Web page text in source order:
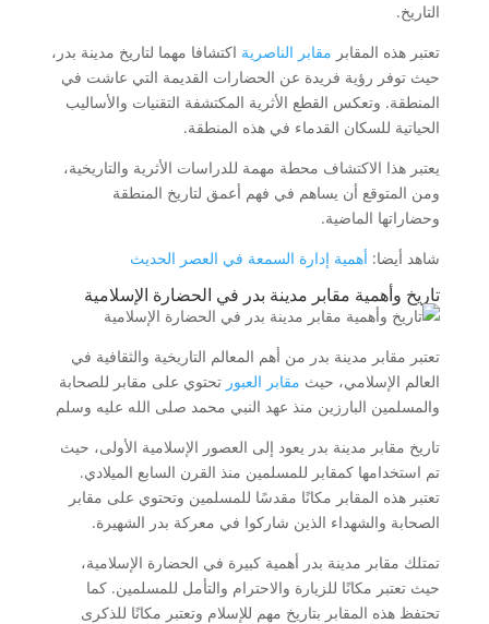
التاريخ.
تعتبر هذه المقابر مقابر الناصرية اكتشافا مهما لتاريخ مدينة بدر،
حيث توفر رؤية فريدة عن الحضارات القديمة التي عاشت في
المنطقة. وتعكس القطع الأثرية المكتشفة التقنيات والأساليب
الحياتية للسكان القدماء في هذه المنطقة.
يعتبر هذا الاكتشاف محطة مهمة للدراسات الأثرية والتاريخية،
ومن المتوقع أن يساهم في فهم أعمق لتاريخ المنطقة
وحضاراتها الماضية.
شاهد أيضا: أهمية إدارة السمعة في العصر الحديث
تاريخ وأهمية مقابر مدينة بدر في الحضارة الإسلامية
تعتبر مقابر مدينة بدر من أهم المعالم التاريخية والثقافية في
العالم الإسلامي، حيث مقابر العبور تحتوي على مقابر للصحابة
والمسلمين البارزين منذ عهد النبي محمد صلى الله عليه وسلم
تاريخ مقابر مدينة بدر يعود إلى العصور الإسلامية الأولى، حيث
تم استخدامها كمقابر للمسلمين منذ القرن السابع الميلادي.
تعتبر هذه المقابر مكانًا مقدسًا للمسلمين وتحتوي على مقابر
الصحابة والشهداء الذين شاركوا في معركة بدر الشهيرة.
تمتلك مقابر مدينة بدر أهمية كبيرة في الحضارة الإسلامية،
حيث تعتبر مكانًا للزيارة والاحترام والتأمل للمسلمين. كما
تحتفظ هذه المقابر بتاريخ مهم للإسلام وتعتبر مكانًا للذكرى